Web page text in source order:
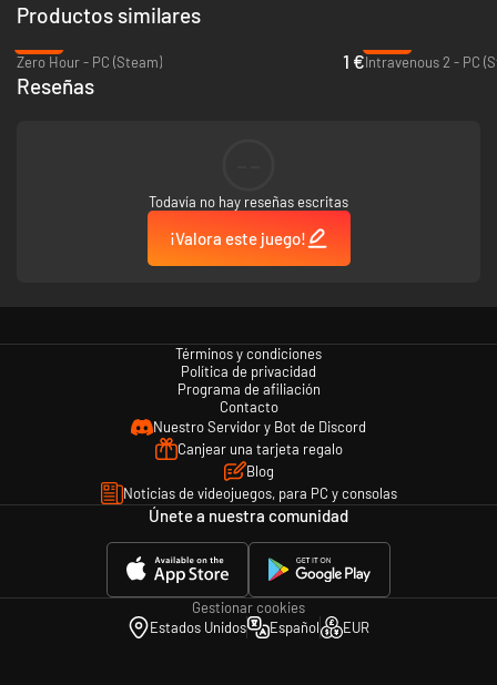
Productos similares
Zero Hour - PC (Steam)
1 €Intravenous 2 - PC
Reseñas
Todavía no hay reseñas escritas
¡Valora este juego!
Términos y condiciones
Política de privacidad
Programa de afiliación
Contacto
Nuestro Servidor y Bot de Discord
Canjear una tarjeta regalo
Blog
Noticias de videojuegos, para PC y consolas
Únete a nuestra comunidad
Gestionar cookies
Estados Unidos
Español EUR